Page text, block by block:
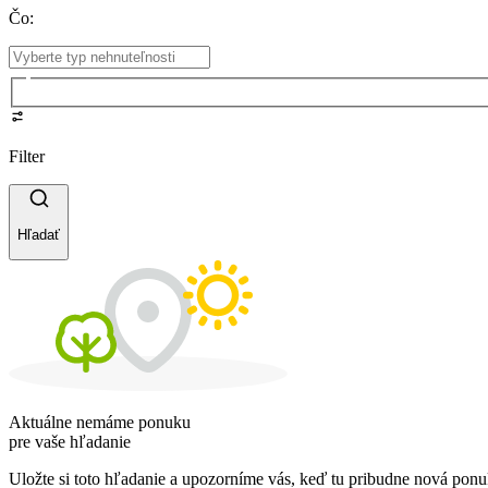
Čo:
Filter
Hľadať
Aktuálne nemáme ponuku
pre vaše hľadanie
Uložte si toto hľadanie a upozorníme vás, keď tu pribudne nová